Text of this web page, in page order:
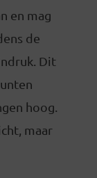
en mag
de
Dit
hoog.
maar